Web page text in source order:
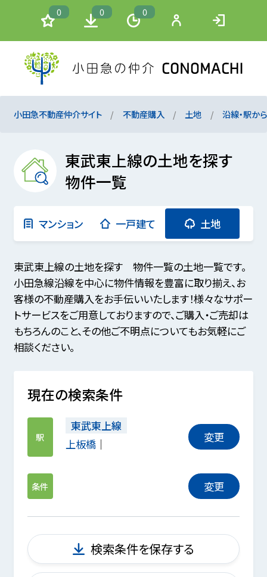
0 0 0
小田急不動産仲介サイト 不動産購入 土地 沿線・駅か
東武東上線の土地を探す
物件一覧
マンション 一戸建て 土地
東武東上線の土地を探す 物件一覧の土地一覧です。
小田急線沿線を中心に物件情報を豊富に取り揃え、お
客様の不動産購入をお手伝いいたします！様々なサポー
トサービスをご用意しておりますので、ご購入・ご売却は
もちろんのこと、その他ご不明点についてもお気軽にご
相談ください。
現在の検索条件
駅
東武東上線
上板橋
変更
条件 変更
検索条件を保存する